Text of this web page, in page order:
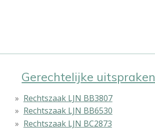
Gerechtelijke uitspraken
Rechtszaak LJN BB3807
Rechtszaak LJN BB6530
Rechtszaak LJN BC2873